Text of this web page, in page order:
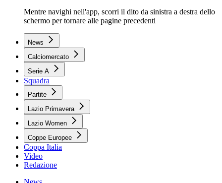
Mentre navighi nell'app, scorri il dito da sinistra a destra dello
schermo per tornare alle pagine precedenti
News
Calciomercato
Serie A
Squadra
Partite
Lazio Primavera
Lazio Women
Coppe Europee
Coppa Italia
Video
Redazione